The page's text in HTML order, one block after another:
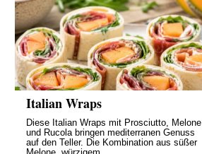
Italian Wraps
Diese Italian Wraps mit Prosciutto, Melone
und Rucola bringen mediterranen Genuss
auf den Teller. Die Kombination aus süßer